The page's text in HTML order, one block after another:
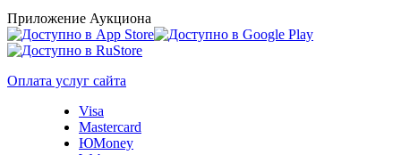
Приложение Аукциона
Оплата услуг сайта
Visa
Mastercard
ЮMoney